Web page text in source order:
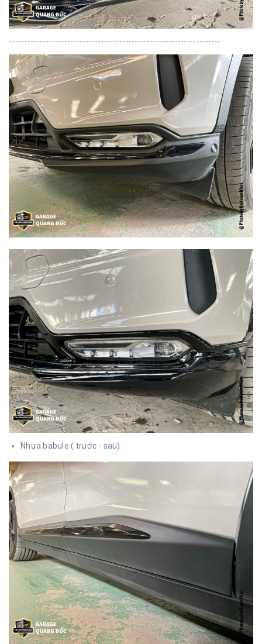
---------------------------------------------------------------------
Nhựa babule ( trước - sau)